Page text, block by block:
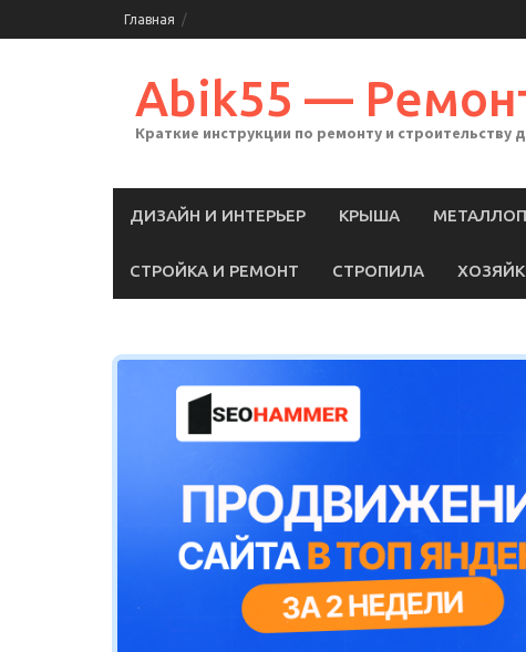
to
Главная
Abik55 —
Краткие инструкции по ремонту и строительству
ДИЗАЙН И ИНТЕРЬЕР КРЫША
СТРОЙКА И РЕМОНТ СТРОПИЛА